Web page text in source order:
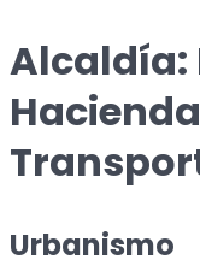
Alcaldía:
Urbanismo